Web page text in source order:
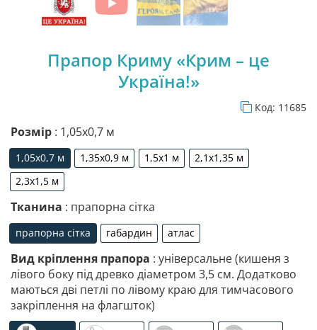
Прапор Криму «Крим – це
Україна!»
Код: 11685
Розмір : 1,05х0,7 м
1,05х0,7 м
1,05х0,7 м
1,35х0,9 м
1,35х0,9 м
1,5х1 м
1,5х1 м
2,1х1,35 м
2,1х1,35 м
2,3х1,5 м
2,3х1,5 м
Тканина : прапорна сітка
прапорна сітка
прапорна сітка
габардин
габардин
атлас
атлас
Вид кріплення прапора : універсальне (кишеня з
лівого боку під древко діаметром 3,5 см. Додатково
маються дві петлі по лівому краю для тимчасового
закріплення на флагшток)